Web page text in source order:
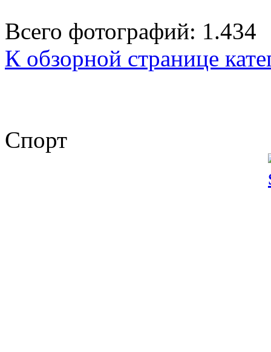
Всего фотографий: 1.434
К обзорной странице
Спорт